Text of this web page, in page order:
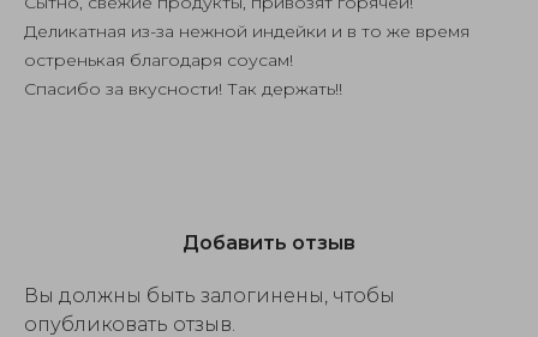
Деликатная из-за нежной индейки и в то же время
остренькая благодаря соусам!
Спасибо за вкусности! Так держать!!
Добавить отзыв
Вы должны быть залогинены, чтобы
опубликовать отзыв.